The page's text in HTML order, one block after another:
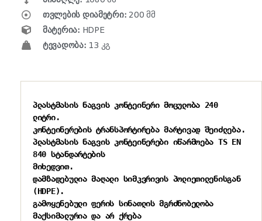
თვლების დიამეტრი: 200 მმ
მატერია: HDPE
ტევადობა: 13 კგ
პლასტმასის ნაგვის კონტეინერი მოცულობა 240
ლიტრი.
კონტეინერების ტრანსპორტირება მარტივად შეიძლება.
პლასტმასის ნაგვის კონტეინერები იწარმოება TS EN
840 სტანდარტების
მიხედვით.
დამზადებულია მაღალი სიმკვრივის პოლიეთილენისგან
(HDPE).
გამოყენებული ფერის სინათლის მგრძნობელობა
მაქსიმალურია და არ ქრება